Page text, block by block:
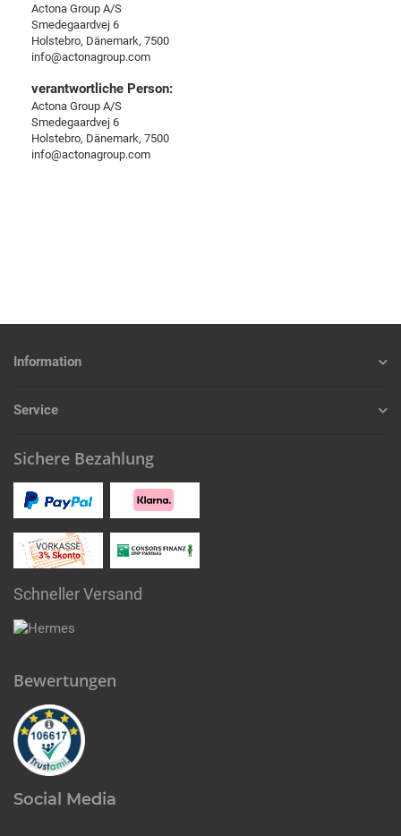
Actona Group A/S
Smedegaardvej 6
Holstebro, Dänemark, 7500
info@actonagroup.com
verantwortliche Person:
Actona Group A/S
Smedegaardvej 6
Holstebro, Dänemark, 7500
info@actonagroup.com
Information
Service
Sichere Bezahlung
Schneller Versand
Bewertungen
Social Media